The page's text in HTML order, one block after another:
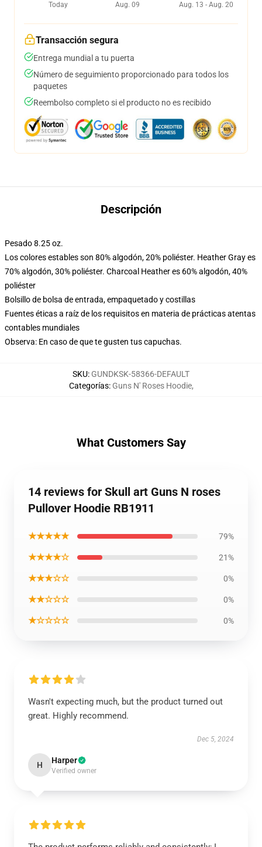
Today
Aug. 09
Aug. 13 - Aug. 20
Transacción segura
Entrega mundial a tu puerta
Número de seguimiento proporcionado para todos los
paquetes
Reembolso completo si el producto no es recibido
Descripción
Pesado 8.25 oz.
Los colores estables son 80% algodón, 20% poliéster. Heather Gray es
70% algodón, 30% poliéster. Charcoal Heather es 60% algodón, 40%
poliéster
Bolsillo de bolsa de entrada, empaquetado y costillas
Fuentes éticas a raíz de los requisitos en materia de prácticas atentas
contables mundiales
Observa: En caso de que te gusten tus capuchas.
SKU: GUNDKSK-58366-DEFAULT
Categorías: Guns N' Roses Hoodie,
What Customers Say
14 reviews for Skull art Guns N roses
Pullover Hoodie RB1911
★★★★★ 79%
★★★★☆ 21%
★★★☆☆ 0%
★★☆☆☆ 0%
★☆☆☆☆ 0%
Wasn't expecting much, but the product turned out
great. Highly recommend.
Dec 5, 2024
H Harper
Verified owner